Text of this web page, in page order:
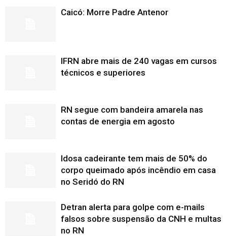
Caicó: Morre Padre Antenor
IFRN abre mais de 240 vagas em cursos
técnicos e superiores
RN segue com bandeira amarela nas
contas de energia em agosto
Idosa cadeirante tem mais de 50% do
corpo queimado após incêndio em casa
no Seridó do RN
Detran alerta para golpe com e-mails
falsos sobre suspensão da CNH e multas
no RN